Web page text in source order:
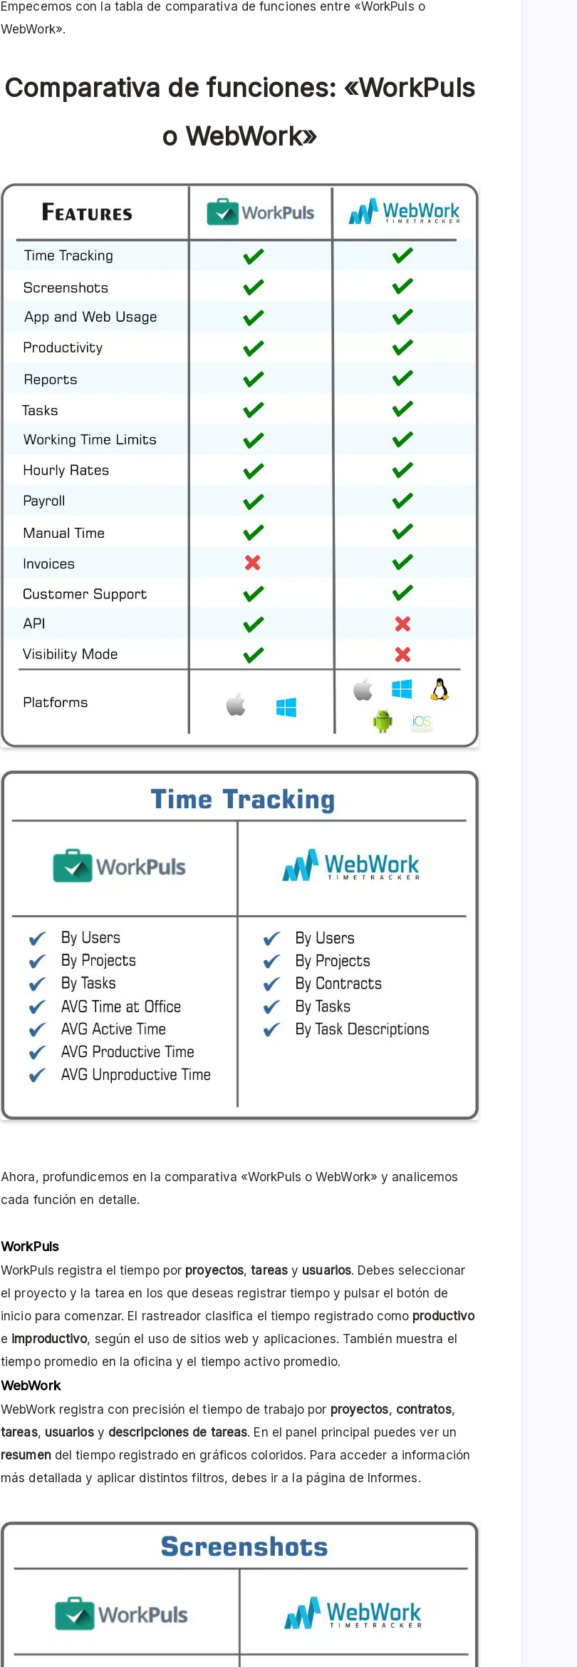
Empecemos con la tabla de comparativa de funciones entre «WorkPuls o
WebWork».
Comparativa de funciones: «WorkPuls
o WebWork»
Ahora, profundicemos en la comparativa «WorkPuls o WebWork» y analicemos
cada función en detalle.
WorkPuls
WorkPuls registra el tiempo por proyectos,tareasy usuarios. Debes seleccionar
el proyecto y la tarea en los que deseas registrar tiempo y pulsar el botón de
inicio para comenzar. El rastreador clasifica el tiempo registrado como productivo
e improductivo, según el uso de sitios web y aplicaciones. También muestra el
tiempo promedio en la oficina y el tiempo activo promedio.
WebWork
WebWork registra con precisión el tiempo de trabajo por proyectos, contratos,
tareas, usuariosy descripciones de tareas. En el panel principal puedes ver un
resumendel tiempo registrado en gráficos coloridos. Para acceder a información
más detallada y aplicar distintos filtros, debes ir a la página de Informes.